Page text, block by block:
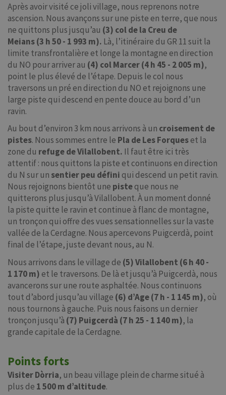
Après avoir visité ce joli village, nous reprenons notre
ascension. Nous avançons sur une piste en terre, que nous
ne quittons plus jusqu’au (3) col de la Creu de
Meians(3 h 50 - 1 993 m). Là, l’itinéraire du GR 11 suit la
limite transfrontalière et longe la montagne en direction
du NO pour arriver au (4) col Marcer(4 h 45 - 2 005 m),
point le plus élevé de l’étape. Depuis le col nous
traversons un pré en direction du NO et rejoignons une
large piste qui descend en pente douce au bord d’un
ravin.
Au bout d’environ 3 km nous arrivons à un croisement de
pistes. Nous sommes entre le Pla de Les Forqueset la
zone du refuge de Vilallobent. Il faut être ici très
attentif : nous quittons la piste et continuons en direction
du N sur un sentier peu défini qui descend un petit ravin.
Nous rejoignons bientôt une pisteque nous ne
quitterons plus jusqu’à Vilallobent. À un moment donné
la piste quitte le ravin et continue à flanc de montagne,
un tronçon qui offre des vues sensationnelles sur la vaste
vallée de la Cerdagne. Nous apercevons Puigcerdà, point
final de l’étape, juste devant nous, au N.
Nous arrivons dans le village de (5) Vilallobent (6 h 40 -
1 170 m) et le traversons. De là et jusqu’à Puigcerdà, nous
avancerons sur une route asphaltée. Nous continuons
tout d’abord jusqu’au village (6) d’Age (7 h - 1 145 m), où
nous tournons à gauche. Puis nous faisons un dernier
tronçon jusqu’à (7) Puigcerdà (7 h 25 - 1 140 m), la
grande capitale de la Cerdagne.
Points forts
Visiter Dòrria, un beau village plein de charme situé à
plus de 1 500 m d’altitude.